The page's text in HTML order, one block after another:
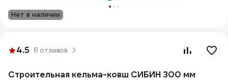
Нет в наличии
4.5 6 отзывов
Строительная кельма-ковш СИБИН 300 мм